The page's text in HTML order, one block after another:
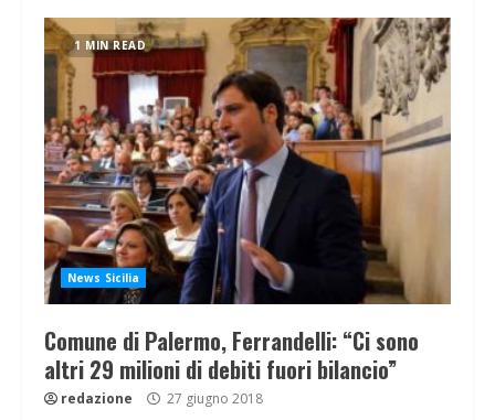
1 MIN READ
News Sicilia
Comune di Palermo, Ferrandelli: “Ci sono
altri 29 milioni di debiti fuori bilancio”
redazione 27 giugno 2018